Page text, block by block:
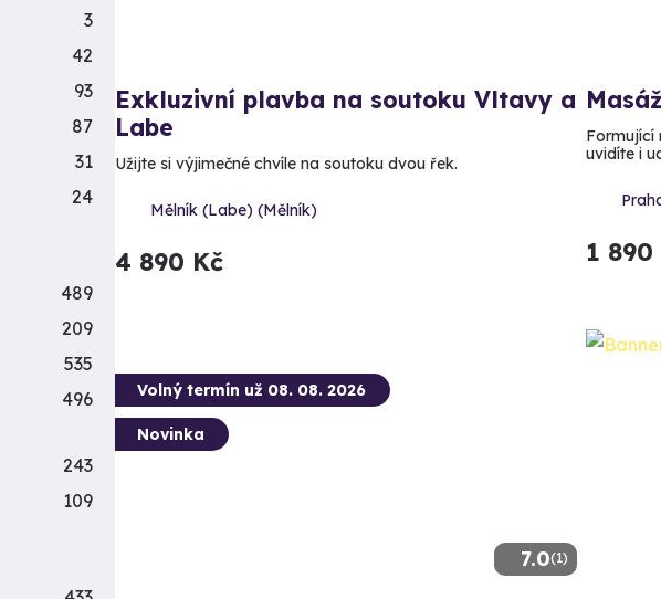
Exkluzivní plavba na soutoku Vltavy a
Labe
Užijte si výjimečné chvíle na soutoku dvou řek.
Mělník (Labe) (Mělník)
4 890 Kč
Formující
uvidíte i
1 890
7.0(1)
Volný termín už 08. 08. 2026
Novinka
3
42
93
87
31
24
489
209
535
496
243
109